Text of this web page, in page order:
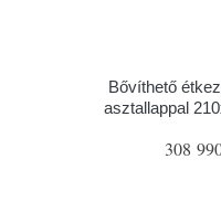
Bővíthető
asztallappal
308